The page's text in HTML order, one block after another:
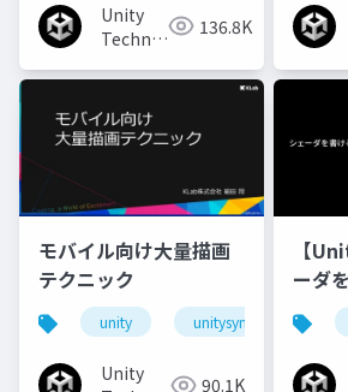
Unity
Technologies136.8K
モバイル向け大量描画
テクニック
unity unitysync
Unity
90.1K
【
ーダ
マに